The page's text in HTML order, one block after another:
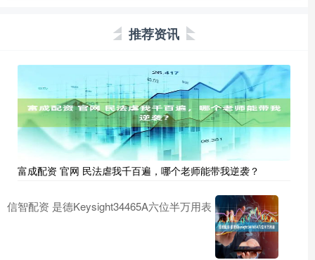
推荐资讯
富成配资 官网 民法虐我千百遍，哪个老师能带我逆袭？
信智配资 是德Keysight34465A六位半万用表